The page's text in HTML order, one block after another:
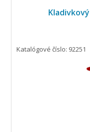
Katalógové číslo: 92251